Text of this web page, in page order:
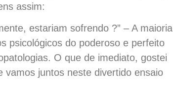
assim:
estariam sofrendo ?” – A maioria
psicológicos do poderoso e perfeito
O que de imediato, gostei
juntos neste divertido ensaio